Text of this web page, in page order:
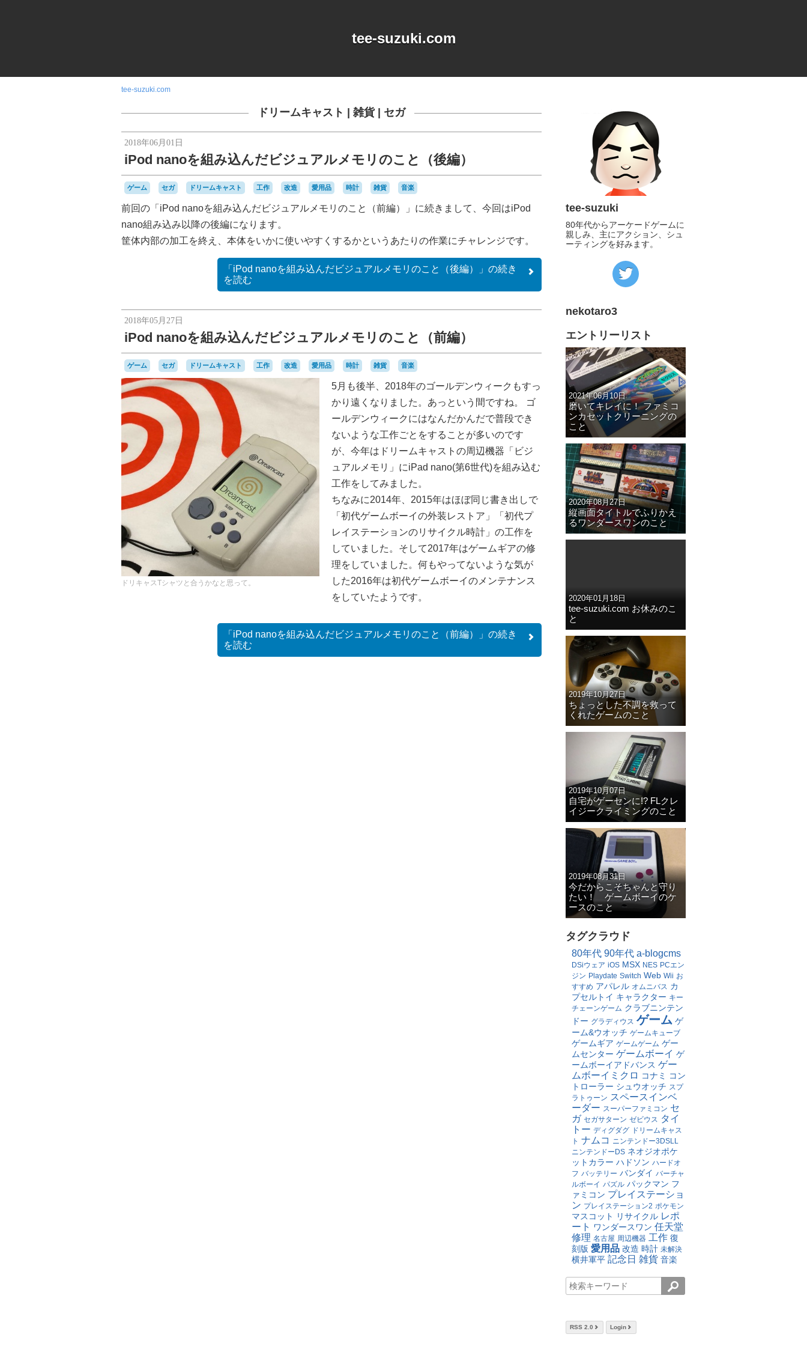
tee-suzuki.com
tee-suzuki.com
ドリームキャスト 雑貨| セガ
2018年06月01日
iPod nanoを組み込んだビジュアルメモリのこと（後編）
ゲーム セガ ドリームキャスト 工作 改造 愛用品 時計 雑貨 音楽
前回の「iPod nanoを組み込んだビジュアルメモリのこと（前編）」に続きまして、今回はiPod
nano組み込み以降の後編になります。
筐体内部の加工を終え、本体をいかに使いやすくするかというあたりの作業にチャレンジです。
「iPod nanoを組み込んだビジュアルメモリのこと（後編）」の続き
を読む
2018年05月27日
iPod nanoを組み込んだビジュアルメモリのこと（前編）
ゲーム セガ ドリームキャスト 工作 改造 愛用品 時計 雑貨 音楽
ドリキャスTシャツと合うかなと思って。
5月も後半、2018年のゴールデンウィークもすっ
かり遠くなりました。あっという間ですね。 ゴ
ールデンウィークにはなんだかんだで普段でき
ないような工作ごとをすることが多いのです
が、今年はドリームキャストの周辺機器「ビジ
ュアルメモリ」にiPad nano(第6世代)を組み込む
工作をしてみました。
ちなみに2014年、2015年はほぼ同じ書き出しで
「初代ゲームボーイの外装レストア」「初代プ
レイステーションのリサイクル時計」の工作を
していました。そして2017年はゲームギアの修
理をしていました。何もやってないような気が
した2016年は初代ゲームボーイのメンテナンス
をしていたようです。
「iPod nanoを組み込んだビジュアルメモリのこと（前編）」の続き
を読む
tee-suzuki
80年代からアーケードゲームに
親しみ、主にアクション、シュ
ーティングを好みます。
https://twitter.com/tee_suzuki
の
の
リ
ン
ク
nekotaro3
エントリーリスト
2021年06月10日
磨いてキレイに！ ファミコ
ンカセットクリーニングの
こと
2020年08月27日
縦画面タイトルでふりかえ
るワンダースワンのこと
2020年01月18日
tee-suzuki.com お休みのこ
と
2019年10月27日
ちょっとした不調を救って
くれたゲームのこと
2019年10月07日
自宅がゲーセンに!? FLクレ
イジークライミングのこと
2019年08月31日
今だからこそちゃんと守り
たい！ ゲームボーイのケ
ースのこと
タグクラウド
80年代 90年代 a-blogcms
DSiウェア iOS MSX NES PCエン
ジン Playdate Switch Web Wii お
すすめ アパレル オムニバス カ
プセルトイ キャラクター キー
チェーンゲーム クラブニンテン
ドー グラディウス ゲーム ゲ
ーム&ウオッチ ゲームキューブ
ゲームギア ゲームゲーム ゲー
ムセンター ゲームボーイ ゲ
ームボーイアドバンス ゲー
ムボーイミクロ コナミ
コン
トローラー シュウオッチ スプ
ラトゥーン スペースインベ
ーダー スーパーファミコン セ
ガ セガサターン ゼビウス タイ
トー ディグダグ ドリームキャス
ト ナムコ ニンテンドー3DSLL
ニンテンドーDS ネオジオポケ
ットカラー ハドソン ハードオ
フ バッテリー バンダイ バーチャ
ルボーイ パズル パックマン フ
ァミコン プレイステーショ
ン プレイステーション2 ポケモン
マスコット リサイクル レポ
ート ワンダースワン 任天堂
修理 名古屋 周辺機器 工作 復
刻版 愛用品 改造 時計 未解決
横井軍平 記念日 雑貨 音楽
RSS 2.0 Login